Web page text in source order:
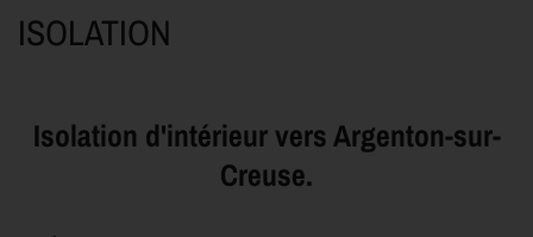
Isolation d'intérieur vers Argenton-sur-
Creuse.
ISOLATION